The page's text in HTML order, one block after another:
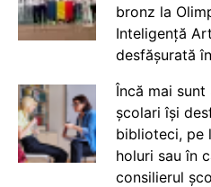
bronz la
Inteligență
desfășurată
Încă mai
școlari își
biblioteci, pe
holuri sau în
consilierul